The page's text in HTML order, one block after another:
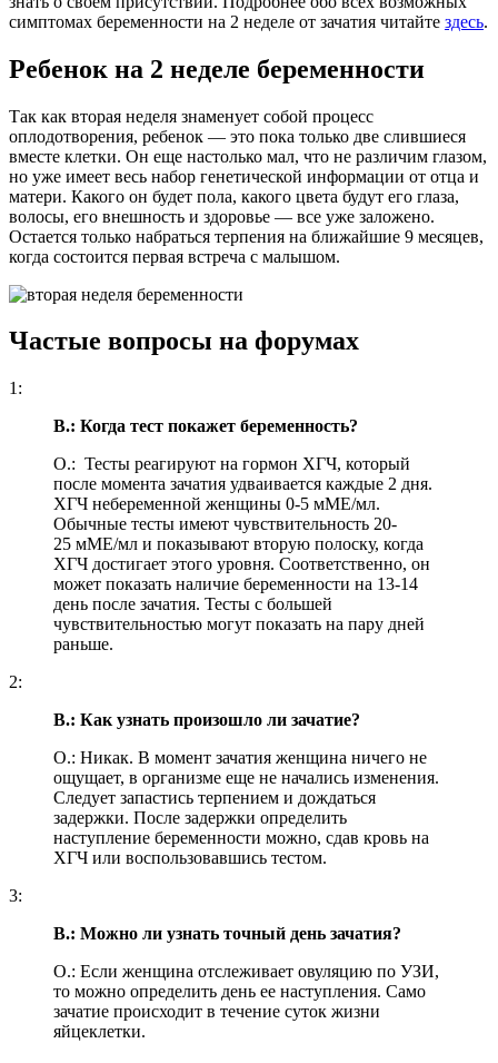
симптомах беременности на 2 неделе от зачатия читайте здесь.
Ребенок на 2 неделе беременности
Так как вторая неделя знаменует собой процесс
оплодотворения, ребенок — это пока только две слившиеся
вместе клетки. Он еще настолько мал, что не различим глазом,
но уже имеет весь набор генетической информации от отца и
матери. Какого он будет пола, какого цвета будут его глаза,
волосы, его внешность и здоровье — все уже заложено.
Остается только набраться терпения на ближайшие 9 месяцев,
когда состоится первая встреча с малышом.
Частые вопросы на форумах
1:
В.: Когда тест покажет беременность?
О.: Тесты реагируют на гормон ХГЧ, который
после момента зачатия удваивается каждые 2 дня.
ХГЧ небеременной женщины 0-5 мМЕ/мл.
Обычные тесты имеют чувствительность 20-
25 мМЕ/мл и показывают вторую полоску, когда
ХГЧ достигает этого уровня. Соответственно, он
может показать наличие беременности на 13-14
день после зачатия. Тесты с большей
чувствительностью могут показать на пару дней
раньше.
2:
В.: Как узнать произошло ли зачатие?
О.: Никак. В момент зачатия женщина ничего не
ощущает, в организме еще не начались изменения.
Следует запастись терпением и дождаться
задержки. После задержки определить
наступление беременности можно, сдав кровь на
ХГЧ или воспользовавшись тестом.
3:
В.: Можно ли узнать точный день зачатия?
О.: Если женщина отслеживает овуляцию по УЗИ,
то можно определить день ее наступления. Само
зачатие происходит в течение суток жизни
яйцеклетки.